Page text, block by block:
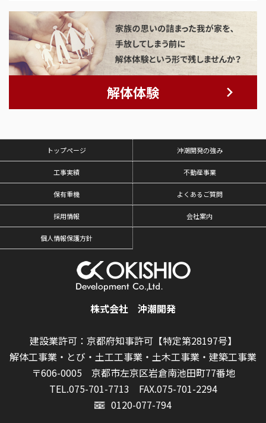
解体体験
トップページ 沖潮開発の強み
工事実績 不動産事業
保有重機 よくあるご質問
採用情報 会社案内
個人情報保護方針
株式会社 沖潮開発
建設業許可：京都府知事許可【特定第28197号】
解体工事業・とび・土工工事業・土木工事業・建築工事業
〒606-0005 京都市左京区岩倉南池田町77番地
TEL.075-701-7713 FAX.075-701-2294
0120-077-794